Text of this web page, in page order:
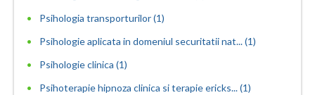
Salaj
Psihologia transporturilor (1)
Psihologie aplicata in domeniul securitatii nat... (1)
Psihologie clinica (1)
Psihoterapie hipnoza clinica si terapie ericks... (1)